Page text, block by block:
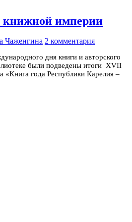
книжной империи
Чаженгина 2 комментария
дня книги и авторского
были подведены итоги XVII
«Книга года Республики Карелия –